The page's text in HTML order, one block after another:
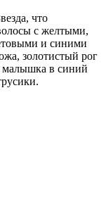
что
с желтыми,
и синими
золотистый рог
малышка в синий